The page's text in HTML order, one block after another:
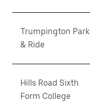
Trumpington Park
& Ride
Hills Road Sixth
Form College